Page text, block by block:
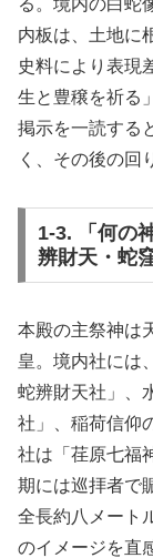
る。境内の白蛇
内板は、土地に
史料により表現
生と豊穣を祈る
掲示を一読する
く、その後の回
1-3. 「何の
辨財天・蛇
本殿の主祭神は
皇。境内社には
蛇辨財天社」、
社」、稲荷信仰
社は「荏原七福
期には巡拝者で
全長約八メート
のイメージを直